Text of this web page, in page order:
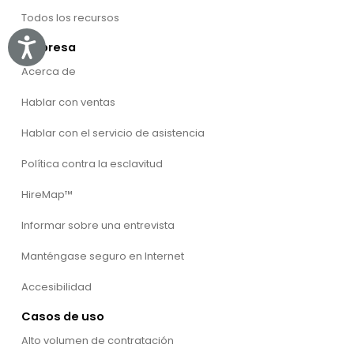
Accessibility
Todos los recursos
Empresa
Acerca de
Hablar con ventas
Hablar con el servicio de asistencia
Política contra la esclavitud
HireMap™
Informar sobre una entrevista
Manténgase seguro en Internet
Accesibilidad
Casos de uso
Alto volumen de contratación